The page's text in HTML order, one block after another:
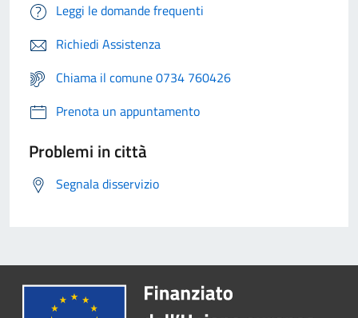
Leggi le domande frequenti
Richiedi Assistenza
Chiama il comune 0734 760426
Prenota un appuntamento
Problemi in città
Segnala disservizio